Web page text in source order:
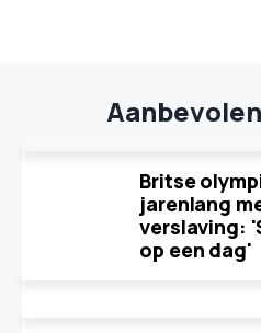
Britse
jarenlang
verslaving:
op een dag'